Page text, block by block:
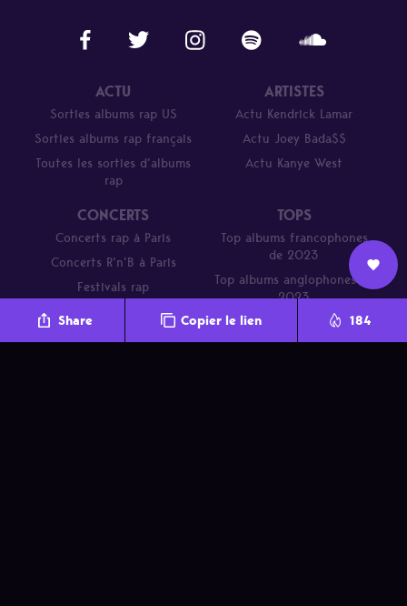
L’équipe
Nous
rejoindre
Newsletter
Share Copier le lien 184
ACTU
Sorties albums rap US
Sorties albums rap français
Toutes les sorties d’albums
rap
ARTISTES
Actu Kendrick Lamar
Actu Joey Bada$$
Actu Kanye West
CONCERTS
Concerts rap à Paris
Concerts R’n’B à Paris
Festivals rap
TOPS
Top albums francophones
de 2023
Top albums anglophones de
2023
Parcours de DJ Mehdi en 20
titres